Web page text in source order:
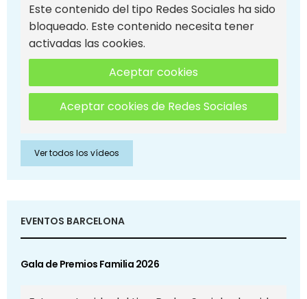
Este contenido del tipo Redes Sociales ha sido
bloqueado. Este contenido necesita tener
activadas las cookies.
Aceptar cookies
Aceptar cookies de Redes Sociales
Ver todos los vídeos
EVENTOS BARCELONA
Gala de Premios Familia 2026